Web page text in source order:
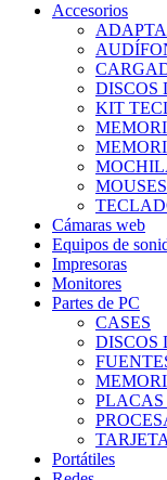
Accesorios
DISCOS
KIT
MOUSES
Cámaras web
Equipos de
Impresoras
Monitores
Partes de PC
CASES
DISCOS
Portátiles